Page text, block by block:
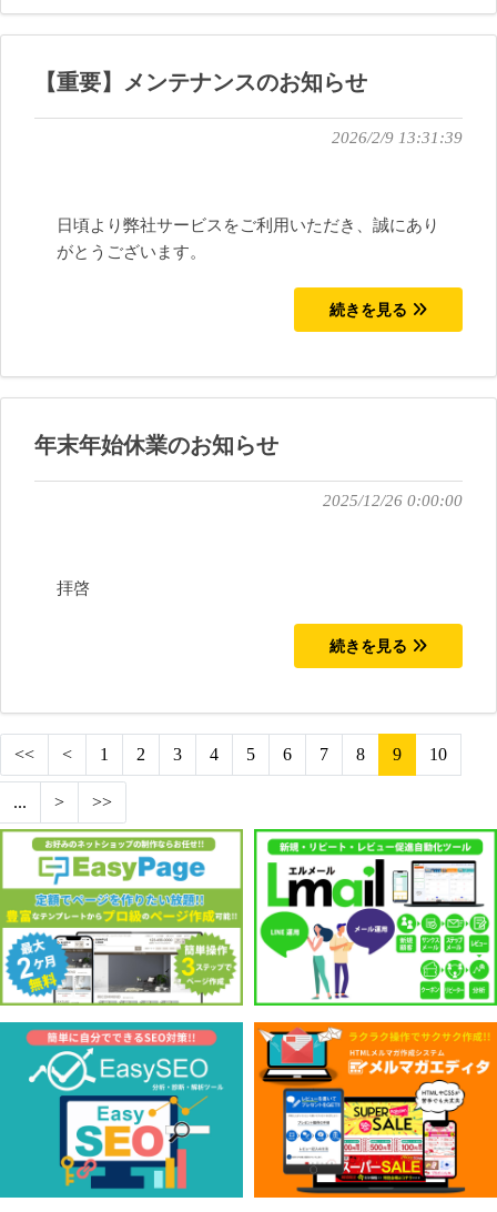
【重要】メンテナンスのお知らせ
2026/2/9 13:31:39
日頃より弊社サービスをご利用いただき、誠にあり
がとうございます。
続きを見る
年末年始休業のお知らせ
2025/12/26 0:00:00
拝啓
続きを見る
<< < 1 2 3 4 5 6 7 8 9 10
... > >>